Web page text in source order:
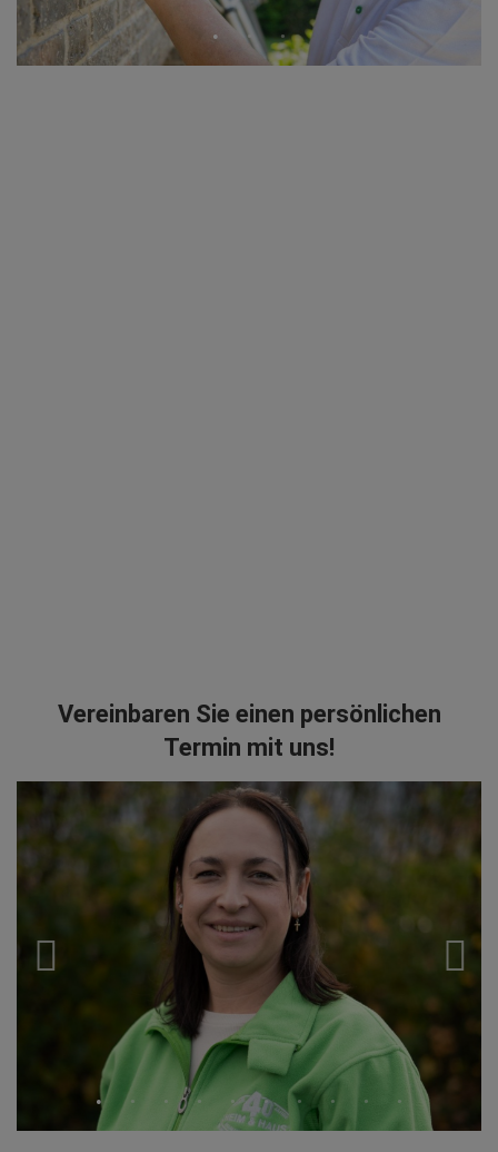
Vereinbaren Sie einen persönlichen
Termin mit uns!